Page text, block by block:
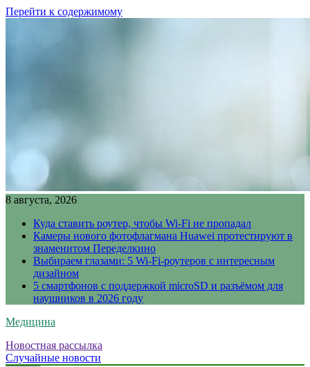
Перейти к содержимому
8 августа, 2026
Куда ставить роутер, чтобы Wi-Fi не пропадал
Камеры нового фотофлагмана Huawei протестируют в
знаменитом Переделкино
Выбираем глазами: 5 Wi-Fi-роутеров с интересным
дизайном
5 смартфонов с поддержкой microSD и разъёмом для
наушников в 2026 году
Медицина
Новостная рассылка
Случайные новости